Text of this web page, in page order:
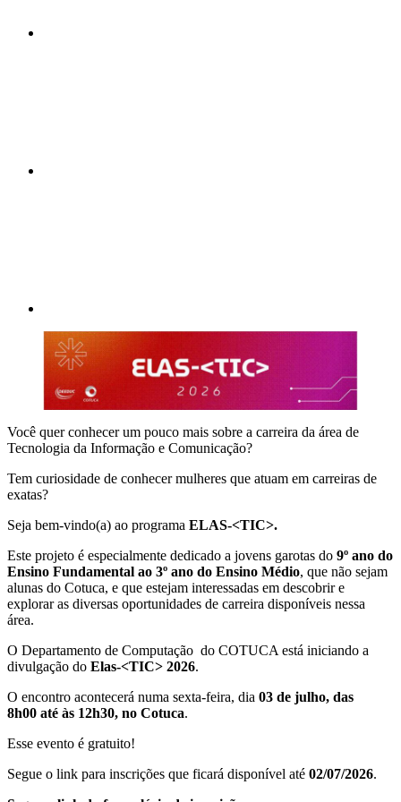
Você quer conhecer um pouco mais sobre a carreira da área de
Tecnologia da Informação e Comunicação?
Tem curiosidade de conhecer mulheres que atuam em carreiras de
exatas?
Seja bem-vindo(a) ao programa ELAS-<TIC>.
Este projeto é especialmente dedicado a jovens garotas do 9º ano do
Ensino Fundamental ao 3º ano do Ensino Médio, que não sejam
alunas do Cotuca, e que estejam interessadas em descobrir e
explorar as diversas oportunidades de carreira disponíveis nessa
área.
O Departamento de Computação do COTUCA está iniciando a
divulgação do Elas-<TIC> 2026.
O encontro acontecerá numa sexta-feira, dia 03 de julho, das
8h00 até às 12h30, no Cotuca.
Esse evento é gratuito!
Segue o link para inscrições que ficará disponível até 02/07/2026.